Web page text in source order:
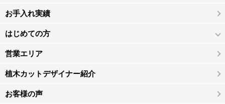
お手入れ実績
はじめての方
営業エリア
植木カットデザイナー紹介
お客様の声